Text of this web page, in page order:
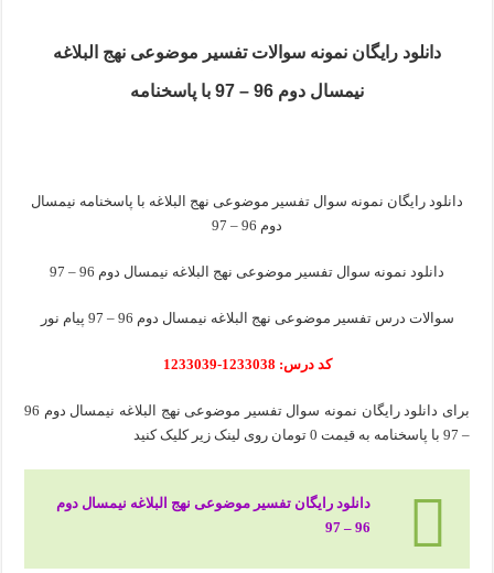
دانلود رایگان نمونه سوالات تفسیر موضوعی نهج البلاغه
نیمسال دوم 96 – 97 با پاسخنامه
دانلود رایگان نمونه سوال تفسیر موضوعی نهج البلاغه با پاسخنامه نیمسال
دوم 96 – 97
دانلود نمونه سوال تفسیر موضوعی نهج البلاغه نیمسال دوم 96 – 97
سوالات درس تفسیر موضوعی نهج البلاغه نیمسال دوم 96 – 97 پیام نور
کد درس: 1233038-1233039
برای دانلود رایگان نمونه سوال تفسیر موضوعی نهج البلاغه نیمسال دوم 96
– 97 با پاسخنامه به قیمت 0 تومان روی لینک زیر کلیک کنید
دانلود رایگان تفسیر موضوعی نهج البلاغه نیمسال دوم
96 – 97